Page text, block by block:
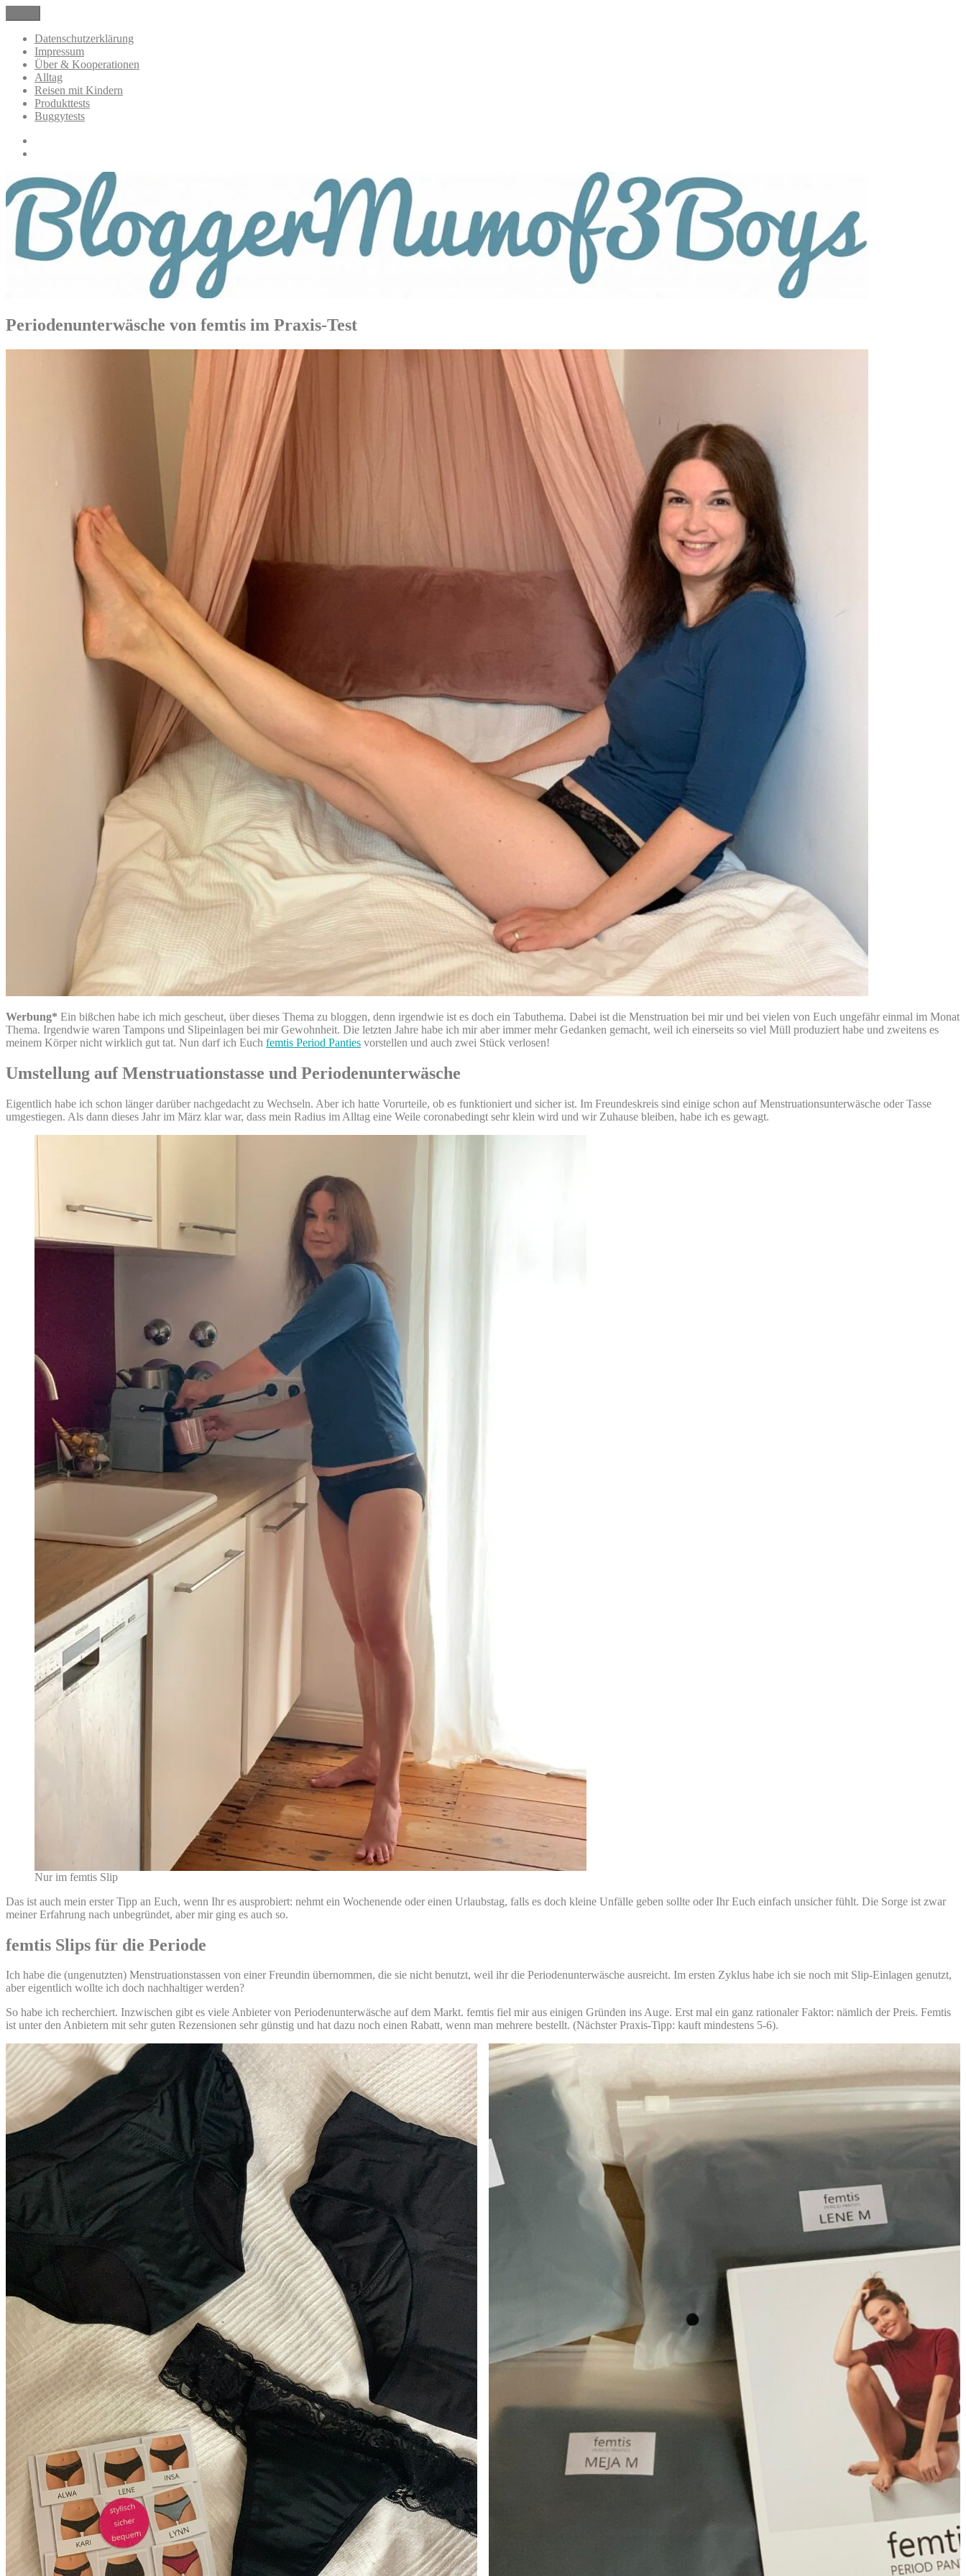
Inhalt
springen
BloggerMumOf3Boys Mamablog
Mamablog über das Leben mit drei Kindern mit Produkttests und Alltagsthemen
Datenschutzerklärung
Impressum
Über & Kooperationen
Alltag
Reisen mit Kindern
Produkttests
Buggytests
Periodenunterwäsche von femtis im Praxis-Test
Werbung* Ein bißchen habe ich mich gescheut, über dieses Thema zu bloggen, denn irgendwie ist es doch ein Tabuthema. Dabei ist die Menstruation bei mir und bei vielen von Euch ungefähr einmal im Monat
Thema. Irgendwie waren Tampons und Slipeinlagen bei mir Gewohnheit. Die letzten Jahre habe ich mir aber immer mehr Gedanken gemacht, weil ich einerseits so viel Müll produziert habe und zweitens es
meinem Körper nicht wirklich gut tat. Nun darf ich Euch femtis Period Panties vorstellen und auch zwei Stück verlosen!
Umstellung auf Menstruationstasse und Periodenunterwäsche
Eigentlich habe ich schon länger darüber nachgedacht zu Wechseln. Aber ich hatte Vorurteile, ob es funktioniert und sicher ist. Im Freundeskreis sind einige schon auf Menstruationsunterwäsche oder Tasse
umgestiegen. Als dann dieses Jahr im März klar war, dass mein Radius im Alltag eine Weile coronabedingt sehr klein wird und wir Zuhause bleiben, habe ich es gewagt.
Nur im femtis Slip
Das ist auch mein erster Tipp an Euch, wenn Ihr es ausprobiert: nehmt ein Wochenende oder einen Urlaubstag, falls es doch kleine Unfälle geben sollte oder Ihr Euch einfach unsicher fühlt. Die Sorge ist zwar
meiner Erfahrung nach unbegründet, aber mir ging es auch so.
femtis Slips für die Periode
Ich habe die (ungenutzten) Menstruationstassen von einer Freundin übernommen, die sie nicht benutzt, weil ihr die Periodenunterwäsche ausreicht. Im ersten Zyklus habe ich sie noch mit Slip-Einlagen genutzt,
aber eigentlich wollte ich doch nachhaltiger werden?
So habe ich recherchiert. Inzwischen gibt es viele Anbieter von Periodenunterwäsche auf dem Markt. femtis fiel mir aus einigen Gründen ins Auge. Erst mal ein ganz rationaler Faktor: nämlich der Preis. Femtis
ist unter den Anbietern mit sehr guten Rezensionen sehr günstig und hat dazu noch einen Rabatt, wenn man mehrere bestellt. (Nächster Praxis-Tipp: kauft mindestens 5-6).